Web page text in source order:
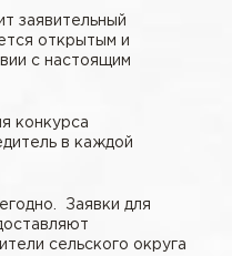
заявительный
открытым и
с настоящим
конкурса
в каждой
Заявки для
сельского округа